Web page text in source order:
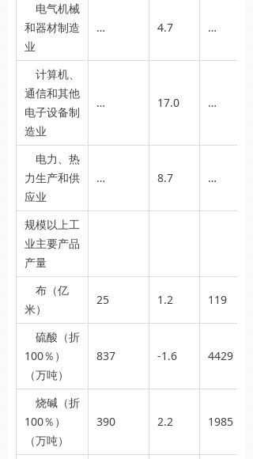
电气机械
和器材制造
业
… 4.7 …
计算机、
通信和其他
电子设备制
造业
… 17.0 …
电力、热
力生产和供
应业
… 8.7 …
规模以上工
业主要产品
产量
布（亿
米）
25 1.2 119
硫酸（折
100％）
（万吨）
837 -1.6 4429
烧碱（折
100％）
（万吨）
390 2.2 1985